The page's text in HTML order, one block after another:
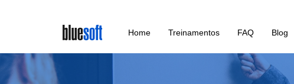
main
content
Home Treinamentos FAQ Blog